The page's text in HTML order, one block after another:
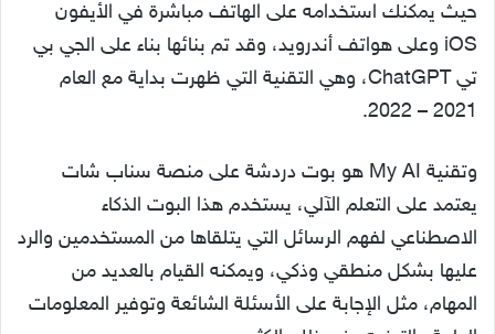
حيث يمكنك استخدامه على الهاتف مباشرة في الأيفون
iOS وعلى هواتف أندرويد، وقد تم بنائها بناء على الجي بي
تي ChatGPT، وهي التقنية التي ظهرت بداية مع العام
2021 – 2022.
وتقنية My AI هو بوت دردشة على منصة سناب شات
يعتمد على التعلم الآلي، يستخدم هذا البوت الذكاء
الاصطناعي لفهم الرسائل التي يتلقاها من المستخدمين والرد
عليها بشكل منطقي وذكي، ويمكنه القيام بالعديد من
المهام، مثل الإجابة على الأسئلة الشائعة وتوفير المعلومات